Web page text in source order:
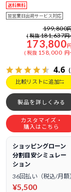
送料無料
翌営業日出荷サービス対応
199,800
税抜181,637円
173,800
税抜 158,000 円
4.6
比較リストに追加
製品を詳しくみる
カスタマイズ・
購入はこちら
ショッピングローン
分割目安シミュレー
ション
36回払い（税込/月額
¥5,500